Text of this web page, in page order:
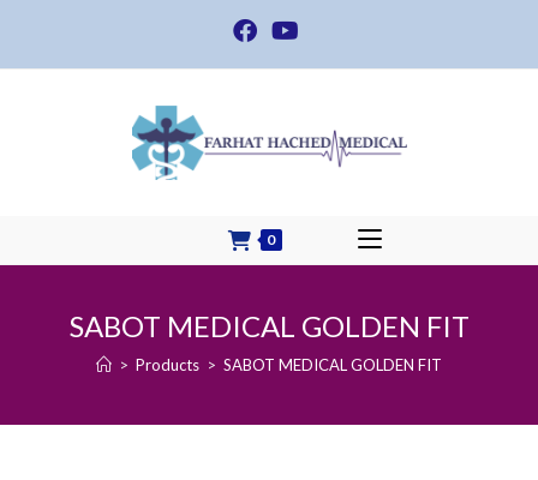
content
0
SABOT MEDICAL GOLDEN FIT
> Products > SABOT MEDICAL GOLDEN FIT